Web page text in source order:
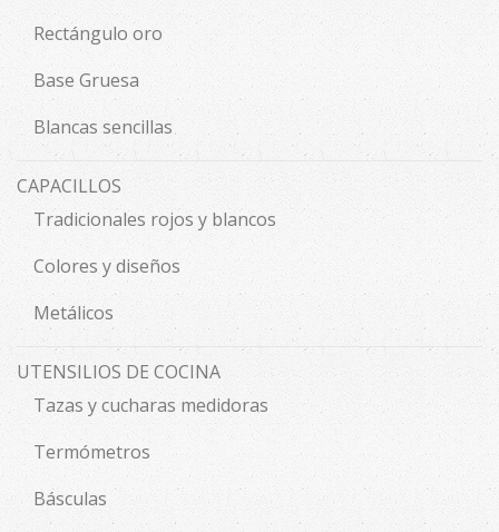
Rectángulo oro
Base Gruesa
Blancas sencillas
CAPACILLOS
Tradicionales rojos y blancos
Colores y diseños
Metálicos
UTENSILIOS DE COCINA
Tazas y cucharas medidoras
Termómetros
Básculas